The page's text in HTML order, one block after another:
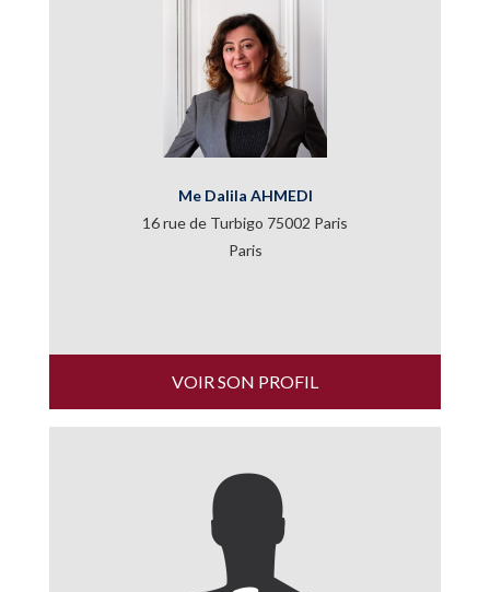
Me Dalila AHMEDI
16 rue de Turbigo 75002 Paris
Paris
VOIR SON PROFIL